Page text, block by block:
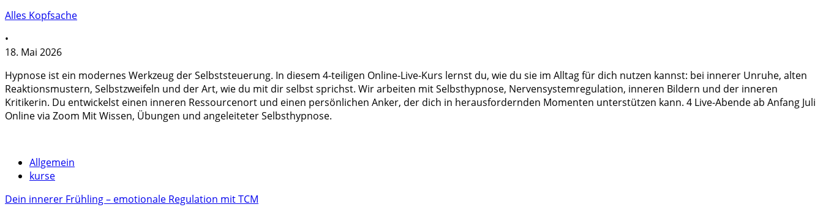
Alles Kopfsache
•
18. Mai 2026
Hypnose ist ein modernes Werkzeug der Selbststeuerung. In diesem 4-teiligen Online-Live-Kurs lernst du, wie du sie im Alltag für dich nutzen kannst: bei innerer Unruhe, alten
Reaktionsmustern, Selbstzweifeln und der Art, wie du mit dir selbst sprichst. Wir arbeiten mit Selbsthypnose, Nervensystemregulation, inneren Bildern und der inneren
Kritikerin. Du entwickelst einen inneren Ressourcenort und einen persönlichen Anker, der dich in herausfordernden Momenten unterstützen kann. 4 Live-Abende ab Anfang Juli
Online via Zoom Mit Wissen, Übungen und angeleiteter Selbsthypnose.
Allgemein
kurse
Dein innerer Frühling – emotionale Regulation mit TCM